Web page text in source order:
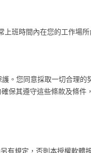
班時間內在您的工作場
。您同意採取一切合理
保其遵守這些條款及條
有規定，否則本授權軟